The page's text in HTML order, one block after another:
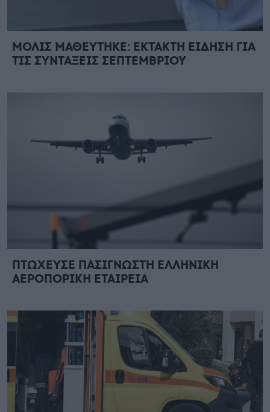
ΜΟΛΙΣ ΜΑΘΕΥΤΗΚΕ: ΕΚΤΑΚΤΗ ΕΙΔΗΣΗ ΓΙΑ
ΤΙΣ ΣΥΝΤΑΞΕΙΣ ΣΕΠΤΕΜΒΡΙΟΥ
ΠΤΩΧΕΥΣΕ ΠΑΣΙΓΝΩΣΤΗ ΕΛΛΗΝΙΚΗ
ΑΕΡΟΠΟΡΙΚΗ ΕΤΑΙΡΕΙΑ